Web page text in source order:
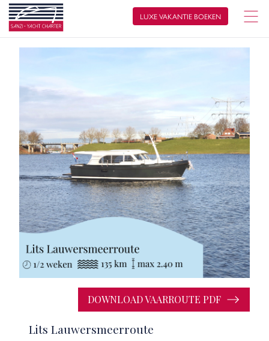
LUXE VAKANTIE BOEKEN
DOWNLOAD VAARROUTE PDF
Lits Lauwersmeerroute